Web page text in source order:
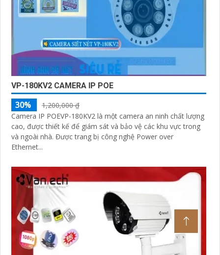
VP-180KV2 CAMERA IP POE
30%
1,200,000 ₫
Camera IP POEVP-180KV2 là một camera an ninh chất lượng
cao, được thiết kế để giám sát và bảo vệ các khu vực trong
và ngoài nhà. Được trang bị công nghệ Power over
Ethernet...